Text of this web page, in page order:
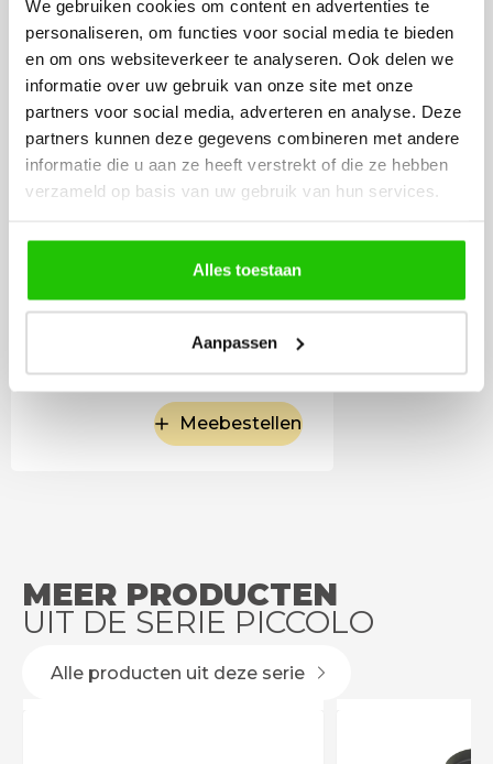
We gebruiken cookies om content en advertenties te
personaliseren, om functies voor social media te bieden
en om ons websiteverkeer te analyseren. Ook delen we
informatie over uw gebruik van onze site met onze
partners voor social media, adverteren en analyse. Deze
partners kunnen deze gegevens combineren met andere
informatie die u aan ze heeft verstrekt of die ze hebben
verzameld op basis van uw gebruik van hun services.
Alles toestaan
Aanpassen
35mm LED
7,50
Incl. BTW
Meebestellen
MEER PRODUCTEN
UIT DE SERIE PICCOLO
Alle producten uit deze serie